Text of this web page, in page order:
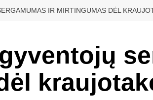
IR MIRTINGUMAS DĖL